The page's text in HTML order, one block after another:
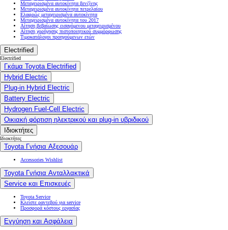
Μεταχειρισμένα αυτοκίνητα βενζίνης
Μεταχειρισμένα αυτοκίνητα πετρελαίου
Ελαφρώς μεταχειρισμένα αυτοκίνητα
Μεταχειρισμένα αυτοκίνητα του 2017
Αίτηση βεβαίωσης εισαγόμενου μεταχειρισμένου
Αίτηση χορήγησης πιστοποιητικού συμμόρφωσης
Τιμοκατάλογοι προηγούμενων ετών
Electrified
Electrified
Γκάμα Toyota Electrified
Hybrid Electric
Plug-in Hybrid Electric
Battery Electric
Hydrogen Fuel-Cell Electric
Οικιακή φόρτιση ηλεκτρικού και plug-in υβριδικού
Ιδιοκτήτες
Ιδιοκτήτες
Toyota Γνήσια Αξεσουάρ
Accessories Wishlist
Toyota Γνήσια Ανταλλακτικά
Service και Επισκευές
Toyota Service
Κλείστε ραντεβού για service
Προσφορά κόστους εργασίας
Εγγύηση και Ασφάλεια